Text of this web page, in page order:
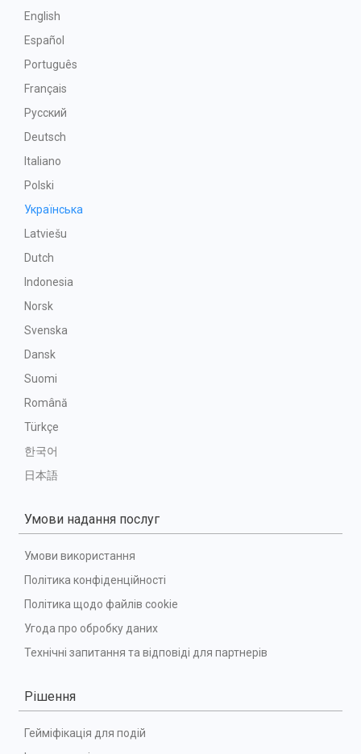
English
Español
Português
Français
Русский
Deutsch
Italiano
Polski
Українська
Latviešu
Dutch
Indonesia
Norsk
Svenska
Dansk
Suomi
Română
Türkçe
한국어
日本語
Умови надання послуг
Умови використання
Політика конфіденційності
Політика щодо файлів cookie
Угода про обробку даних
Технічні запитання та відповіді для партнерів
Рішення
Гейміфікація для подій